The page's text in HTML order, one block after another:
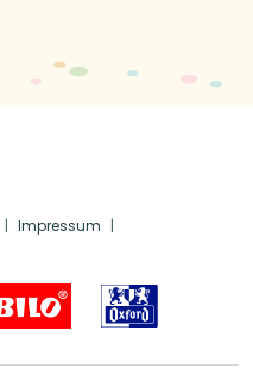
Impressum